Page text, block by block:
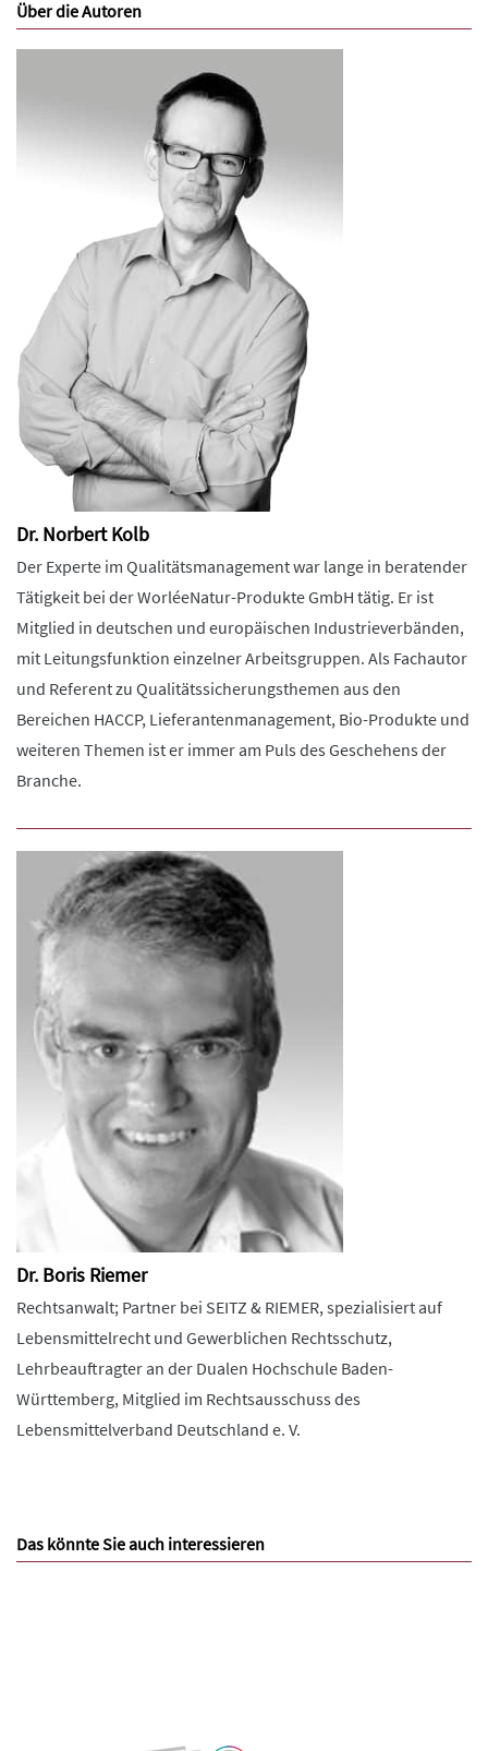
Über die Autoren
Dr. Norbert Kolb
Der Experte im Qualitätsmanagement war lange in beratender
Tätigkeit bei der WorléeNatur-Produkte GmbH tätig. Er ist
Mitglied in deutschen und europäischen Industrieverbänden,
mit Leitungsfunktion einzelner Arbeitsgruppen. Als Fachautor
und Referent zu Qualitätssicherungsthemen aus den
Bereichen HACCP, Lieferantenmanagement, Bio-Produkte und
weiteren Themen ist er immer am Puls des Geschehens der
Branche.
Dr. Boris Riemer
Rechtsanwalt; Partner bei SEITZ & RIEMER, spezialisiert auf
Lebensmittelrecht und Gewerblichen Rechtsschutz,
Lehrbeauftragter an der Dualen Hochschule Baden-
Württemberg, Mitglied im Rechtsausschuss des
Lebensmittelverband Deutschland e. V.
Das könnte Sie auch interessieren